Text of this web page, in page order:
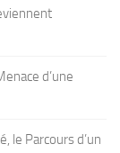
d’une
le Parcours d’un